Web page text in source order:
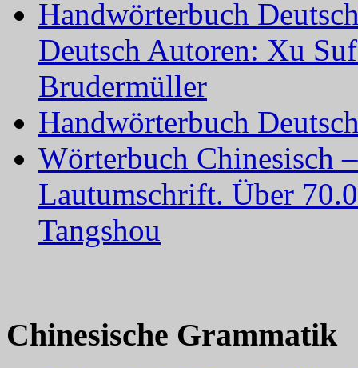
Handwörterbuch
Deutsch Autoren: Xu
Brudermüller
Handwörterbuch
Wörterbuch Chinesisch
Lautumschrift. Über
Tangshou
Chinesische Grammatik